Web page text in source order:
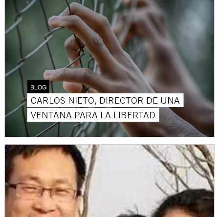
BLOG
CARLOS NIETO, DIRECTOR DE UNA
VENTANA PARA LA LIBERTAD